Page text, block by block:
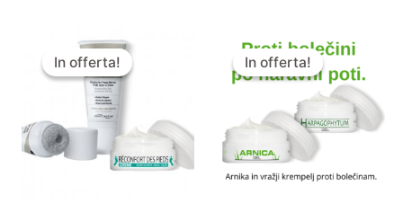
In offerta!
In offerta!
prezzo
originale
era:
€29,00.
Il
prezzo
attuale
In offerta!
In offerta!
prezzo
originale
€27,20.
prezzo
attuale